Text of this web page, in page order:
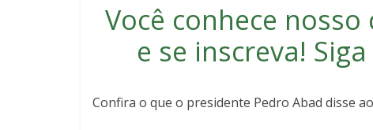
Você conhece nosso
e se inscreva!
Confira o que o presidente Pedro Abad disse